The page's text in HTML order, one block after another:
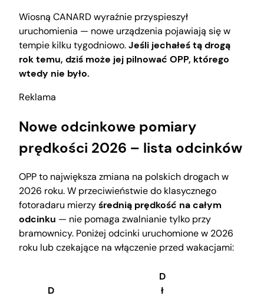
Wiosną CANARD wyraźnie przyspieszył
uruchomienia — nowe urządzenia pojawiają się w
tempie kilku tygodniowo.Jeśli jechałeś tą drogą
rok temu, dziś może jej pilnować OPP, którego
wtedy nie było.
Reklama
Nowe odcinkowe pomiary
prędkości 2026 – lista odcinków
OPP to największa zmiana na polskich drogach w
2026 roku. W przeciwieństwie do klasycznego
fotoradaru mierzyśrednią prędkość na całym
odcinku — nie pomaga zwalnianie tylko przy
bramownicy. Poniżej odcinki uruchomione w 2026
roku lub czekające na włączenie przed wakacjami:
D
D
ł